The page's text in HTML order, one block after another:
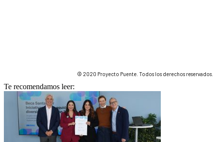
© 2020 Proyecto Puente. Todos los derechos reservados.
Te recomendamos leer: